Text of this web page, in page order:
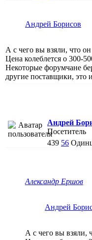
Андрей Борисов
А с чего вы взяли, что
Цена колеблется о 300-
Некоторые форумчане
другие поставщики, это
Андрей
Посетитель
439 56
Александр Ершов
Андрей
А с чего вы взяли,